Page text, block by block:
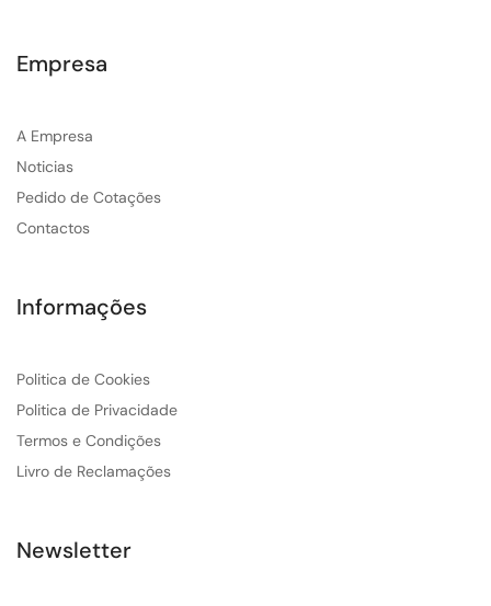
Empresa
A Empresa
Noticias
Pedido de Cotações
Contactos
Informações
Politica de Cookies
Politica de Privacidade
Termos e Condições
Livro de Reclamações
Newsletter